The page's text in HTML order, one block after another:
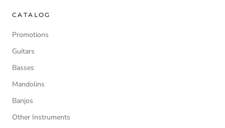
CATALOG
Promotions
Guitars
Basses
Mandolins
Banjos
Other Instruments